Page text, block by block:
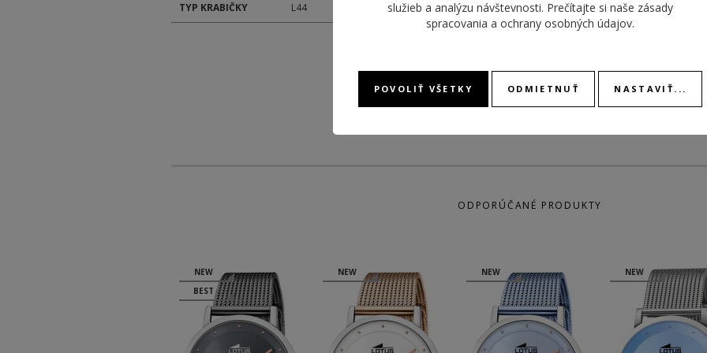
TYP KRABIČKY L44
MATERIÁL
REMIENKA
náramok oceľ
DEŇ
ODPORÚČANÉ PRODUKTY
NEW
BEST
NEW NEW NEW
služieb a analýzu návštevnosti. Prečítajte si naše zásady
spracovania a ochrany osobných údajov.
POVOLIŤ VŠETKY ODMIETNUŤ NASTAVIŤ...